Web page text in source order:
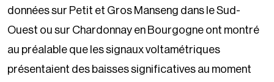
données sur Petit et Gros Manseng dans le Sud-
Ouest ou sur Chardonnay en Bourgogne ont montré
au préalable que les signaux voltamétriques
présentaient des baisses significatives au moment